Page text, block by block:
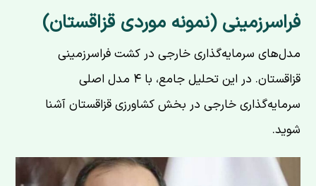
فراسرزمینی (نمونه موردی قزاقستان)
مدل‌های سرمایه‌گذاری خارجی در کشت فراسرزمینی
قزاقستان. در این تحلیل جامع، با ۴ مدل اصلی
سرمایه‌گذاری خارجی در بخش کشاورزی قزاقستان آشنا
شوید.